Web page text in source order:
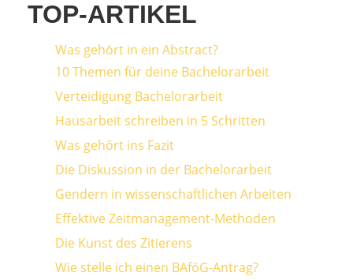
TOP-ARTIKEL
Was gehört in ein Abstract?
10 Themen für deine Bachelorarbeit
Verteidigung Bachelorarbeit
Hausarbeit schreiben in 5 Schritten
Was gehört ins Fazit
Die Diskussion in der Bachelorarbeit
Gendern in wissenschaftlichen Arbeiten
Effektive Zeitmanagement-Methoden
Die Kunst des Zitierens
Wie stelle ich einen BAföG-Antrag?